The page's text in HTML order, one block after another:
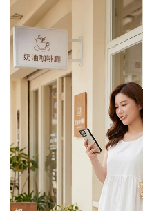
小香風
襯衫
涼感